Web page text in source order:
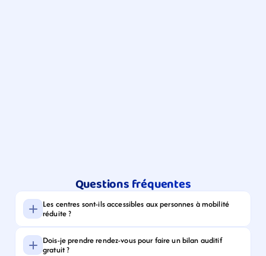
Questions fréquentes
Les centres sont-ils accessibles aux personnes à mobilité
réduite ?
Dois-je prendre rendez-vous pour faire un bilan auditif
gratuit ?